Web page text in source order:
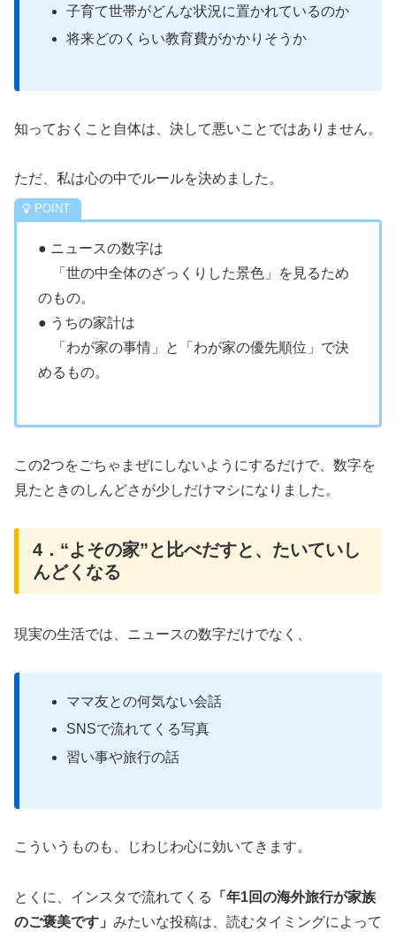
子育て世帯がどんな状況に置かれているのか
将来どのくらい教育費がかかりそうか
知っておくこと自体は、決して悪いことではありません。
ただ、私は心の中でルールを決めました。
● ニュースの数字は
「世の中全体のざっくりした景色」を見るため
のもの。
● うちの家計は
「わが家の事情」と「わが家の優先順位」で決
めるもの。
この2つをごちゃまぜにしないようにするだけで、数字を
見たときのしんどさが少しだけマシになりました。
4．“よその家”と比べだすと、たいていし
んどくなる
現実の生活では、ニュースの数字だけでなく、
ママ友との何気ない会話
SNSで流れてくる写真
習い事や旅行の話
こういうものも、じわじわ心に効いてきます。
とくに、インスタで流れてくる
「年1回の海外旅行が家族
のご褒美です」 みたいな投稿は、読むタイミングによって